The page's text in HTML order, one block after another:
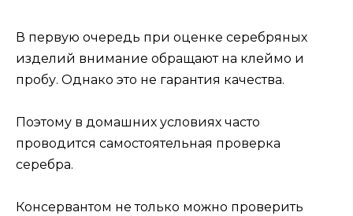
В первую очередь при оценке серебряных
изделий внимание обращают на клеймо и
пробу. Однако это не гарантия качества.
Поэтому в домашних условиях часто
проводится самостоятельная проверка
серебра.
Консервантом не только можно проверить